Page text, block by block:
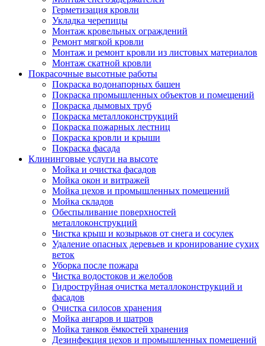
Герметизация кровли
Укладка черепицы
Монтаж кровельных ограждений
Ремонт мягкой кровли
Монтаж и ремонт кровли из листовых материалов
Монтаж скатной кровли
Покрасочные высотные работы
Покраска водонапорных башен
Покраска промышленных объектов и помещений
Покраска дымовых труб
Покраска металлоконструкций
Покраска пожарных лестниц
Покраска кровли и крыши
Покраска фасада
Клининговые услуги на высоте
Мойка и очистка фасадов
Мойка окон и витражей
Мойка цехов и промышленных помещений
Мойка складов
Обеспыливание поверхностей
металлоконструкций
Чистка крыш и козырьков от снега и сосулек
Удаление опасных деревьев и кронирование сухих
веток
Уборка после пожара
Чистка водостоков и желобов
Гидроструйная очистка металлоконструкций и
фасадов
Очистка силосов хранения
Мойка ангаров и шатров
Мойка танков ёмкостей хранения
Дезинфекция цехов и промышленных помещений